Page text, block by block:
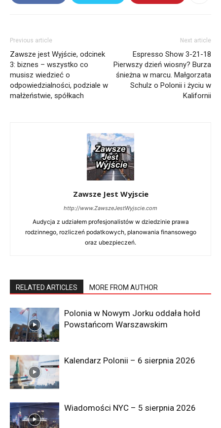
Previous article
Zawsze jest Wyjście, odcinek
3: biznes – wszystko co
musisz wiedzieć o
odpowiedzialności, podziale w
małżeństwie, spółkach
Next article
Espresso Show 3-21-18
Pierwszy dzień wiosny? Burza
śnieżna w marcu. Małgorzata
Schulz o Polonii i życiu w
Kalifornii
Zawsze Jest Wyjscie
http://www.ZawszeJestWyjscie.com
Audycja z udziałem profesjonalistów w dziedzinie prawa
rodzinnego, rozliczeń podatkowych, planowania finansowego
oraz ubezpieczeń.
RELATED ARTICLES MORE FROM AUTHOR
Polonia w Nowym Jorku oddała hołd
Powstańcom Warszawskim
Kalendarz Polonii – 6 sierpnia 2026
Wiadomości NYC – 5 sierpnia 2026